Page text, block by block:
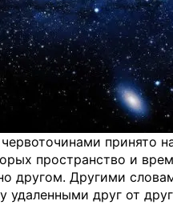
принято
пространство и
другом. Другими
друг от